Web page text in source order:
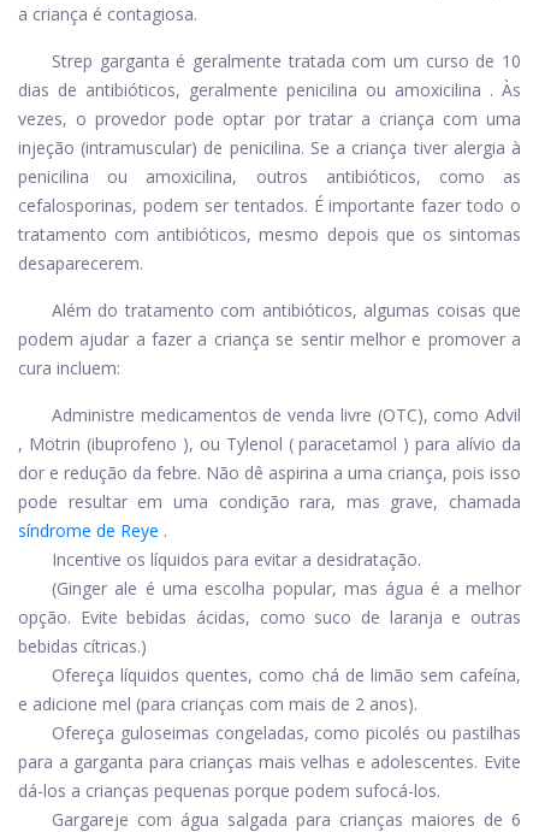
a criança é contagiosa.
Strep garganta é geralmente tratada com um curso de 10
dias de antibióticos, geralmente penicilina ou amoxicilina . Às
vezes, o provedor pode optar por tratar a criança com uma
injeção (intramuscular) de penicilina. Se a criança tiver alergia à
penicilina ou amoxicilina, outros antibióticos, como as
cefalosporinas, podem ser tentados. É importante fazer todo o
tratamento com antibióticos, mesmo depois que os sintomas
desaparecerem.
Além do tratamento com antibióticos, algumas coisas que
podem ajudar a fazer a criança se sentir melhor e promover a
cura incluem:
Administre medicamentos de venda livre (OTC), como Advil
, Motrin (ibuprofeno ), ou Tylenol ( paracetamol ) para alívio da
dor e redução da febre. Não dê aspirina a uma criança, pois isso
pode resultar em uma condição rara, mas grave, chamada
síndrome de Reye .
Incentive os líquidos para evitar a desidratação.
(Ginger ale é uma escolha popular, mas água é a melhor
opção. Evite bebidas ácidas, como suco de laranja e outras
bebidas cítricas.)
Ofereça líquidos quentes, como chá de limão sem cafeína,
e adicione mel (para crianças com mais de 2 anos).
Ofereça guloseimas congeladas, como picolés ou pastilhas
para a garganta para crianças mais velhas e adolescentes. Evite
dá-los a crianças pequenas porque podem sufocá-los.
Gargareje com água salgada para crianças maiores de 6